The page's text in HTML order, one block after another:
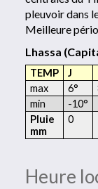
pleuvoir dans
Meilleure
Lhassa
TEMP J
max
6°
min
-10°
Pluie
mm
0
Heure